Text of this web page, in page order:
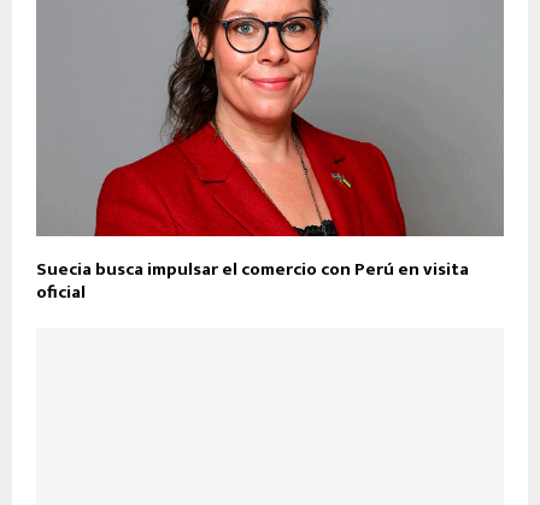
Suecia busca impulsar el comercio con Perú en visita
oficial